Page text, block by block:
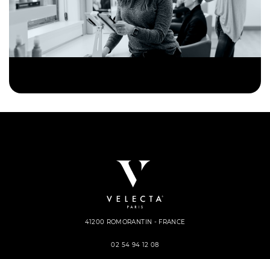
41200 ROMORANTIN - FRANCE
02 54 94 12 08